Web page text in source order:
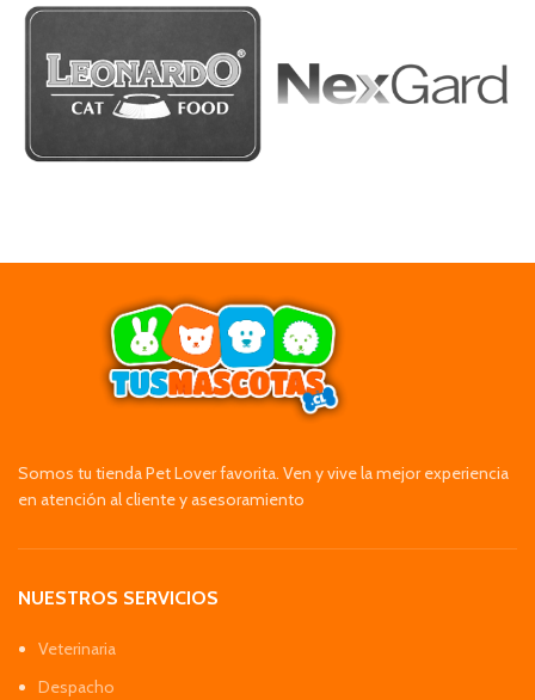
Somos tu tienda Pet Lover favorita. Ven y vive la mejor experiencia
en atención al cliente y asesoramiento
NUESTROS SERVICIOS
Veterinaria
Despacho